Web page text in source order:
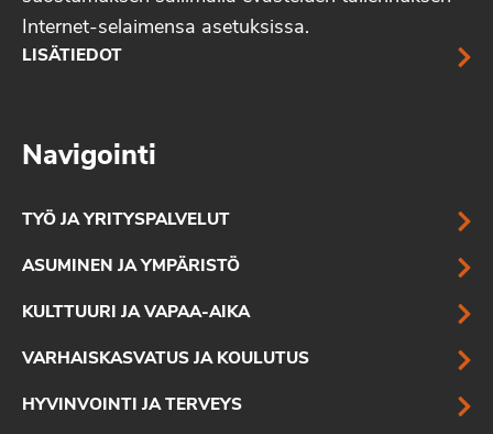
Internet-selaimensa asetuksissa.
LISÄTIEDOT
Navigointi
TYÖ JA YRITYSPALVELUT
ASUMINEN JA YMPÄRISTÖ
KULTTUURI JA VAPAA-AIKA
VARHAISKASVATUS JA KOULUTUS
HYVINVOINTI JA TERVEYS